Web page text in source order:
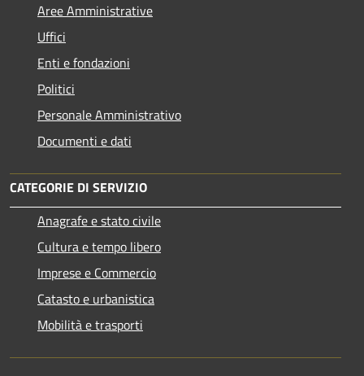
Aree Amministrative
Uffici
Enti e fondazioni
Politici
Personale Amministrativo
Documenti e dati
CATEGORIE DI SERVIZIO
Anagrafe e stato civile
Cultura e tempo libero
Imprese e Commercio
Catasto e urbanistica
Mobilità e trasporti